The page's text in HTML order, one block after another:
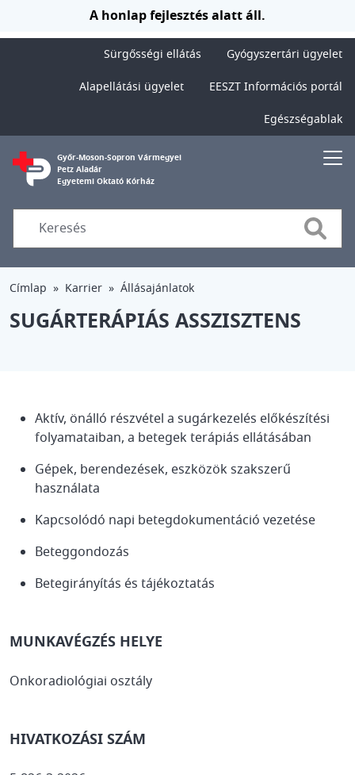
Ugrás a tartalomraA honlap fejlesztés alatt áll.
Sürgősségi ellátás
Gyógyszertári ügyelet
Alapellátási ügyelet
EESZT Információs portál
Egészségablak
Győr-Moson-Sopron Vármegyei
Petz Aladár
Egyetemi Oktató Kórház
Search
Címlap Karrier Állásajánlatok
SUGÁRTERÁPIÁS ASSZISZTENS
Aktív, önálló részvétel a sugárkezelés előkészítési
folyamataiban, a betegek terápiás ellátásában
Gépek, berendezések, eszközök szakszerű
használata
Kapcsolódó napi betegdokumentáció vezetése
Beteggondozás
Betegirányítás és tájékoztatás
MUNKAVÉGZÉS HELYE
Onkoradiológiai osztály
HIVATKOZÁSI SZÁM